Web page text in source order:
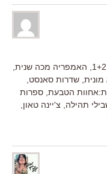
רקוויאם לחלום, אפוקליפסה עכשיו, הסנדק 1+2, האמפריה מכה שנית,
שדרות סאנסט,
הטבעת, ספרות
תהילה, צ'יינה טאון,